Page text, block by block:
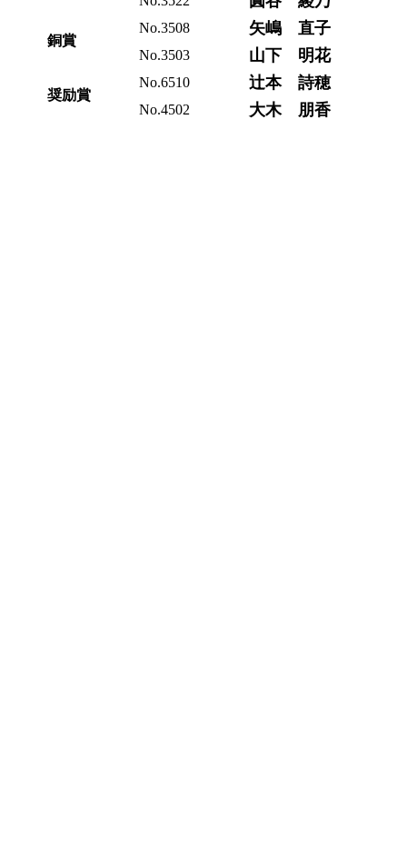
銅賞
No.3508 矢嶋 直子
No.3503 山下 明花
奨励賞
No.6510 辻本 詩穂
No.4502 大木 朋香